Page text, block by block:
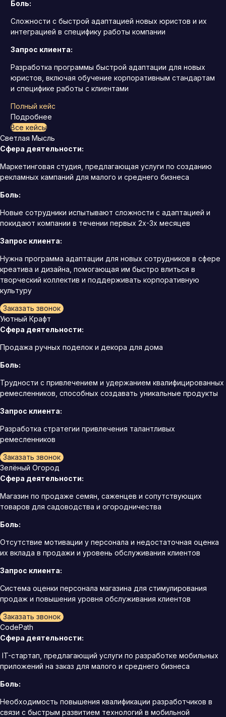
Боль:
Сложности с быстрой адаптацией новых юристов и их
интеграцией в специфику работы компании
Запрос клиента:
Разработка программы быстрой адаптации для новых
юристов, включая обучение корпоративным стандартам
и специфике работы с клиентами
Полный кейс
Подробнее
Все кейсы
Светлая Мысль
Сфера деятельности:
Маркетинговая студия, предлагающая услуги по созданию
рекламных кампаний для малого и среднего бизнеса
Боль:
Новые сотрудники испытывают сложности с адаптацией и
покидают компании в течении первых 2х-3х месяцев
Запрос клиента:
Нужна программа адаптации для новых сотрудников в сфере
креатива и дизайна, помогающая им быстро влиться в
творческий коллектив и поддерживать корпоративную
культуру
Заказать звонок
Уютный Крафт
Сфера деятельности:
Продажа ручных поделок и декора для дома
Боль:
Трудности с привлечением и удержанием квалифицированных
ремесленников, способных создавать уникальные продукты
Запрос клиента:
Разработка стратегии привлечения талантливых
ремесленников
Заказать звонок
Зелёный Огород
Сфера деятельности:
Магазин по продаже семян, саженцев и сопутствующих
товаров для садоводства и огородничества
Боль:
Отсутствие мотивации у персонала и недостаточная оценка
их вклада в продажи и уровень обслуживания клиентов
Запрос клиента:
Система оценки персонала магазина для стимулирования
продаж и повышения уровня обслуживания клиентов
Заказать звонок
CodePath
Сфера деятельности:
IT-стартап, предлагающий услуги по разработке мобильных
приложений на заказ для малого и среднего бизнеса
Боль:
Необходимость повышения квалификации разработчиков в
связи с быстрым развитием технологий в мобильной